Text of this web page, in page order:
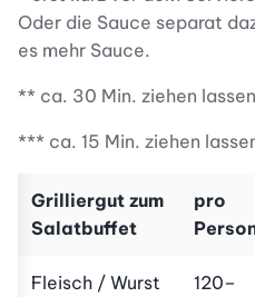
Oder die Sauce separat
es mehr Sauce.
** ca. 30 Min. ziehen lassen
*** ca. 15 Min. ziehen
Grilliergut zum
Salatbuffet
pro
Fleisch / Wurst
120–